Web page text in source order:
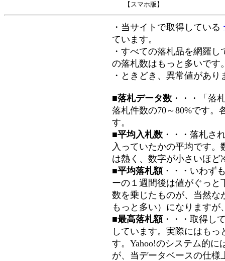
【スマホ版】
・当サイトで取得している
ています。
・すべての落札品を網羅
の落札数はもっと多いです
・ときどき、異常値があ
■落札データ数 ・・・「落
落札件数の70～80%です。
す。
■平均入札数 ・・・落札さ
入っていたかの平均です
は熱く、数字が小さいほど
■平均落札額 ・・・いわず
ーの１週間後は値がぐっと
数を乗じたものが、当然な
もっと多い）になります
■最高落札額 ・・・取得し
しています。実際にはも
す。Yahoo!のシステム的に
が、当データベースの仕様